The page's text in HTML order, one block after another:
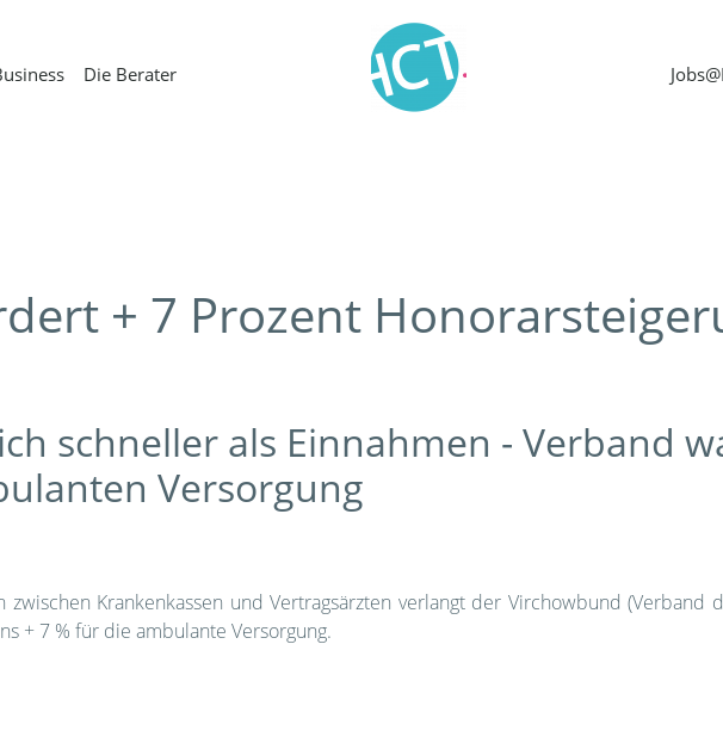
Die Berater
+ 7 Prozent
schneller als Einnahmen - Verband
Versorgung
Krankenkassen und Vertragsärzten verlangt der Virchowbund (Verband
+ 7 % für die ambulante Versorgung.